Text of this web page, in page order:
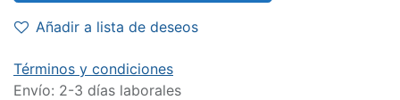
Añadir a lista de deseos
Términos y condiciones
Envío: 2-3 días laborales